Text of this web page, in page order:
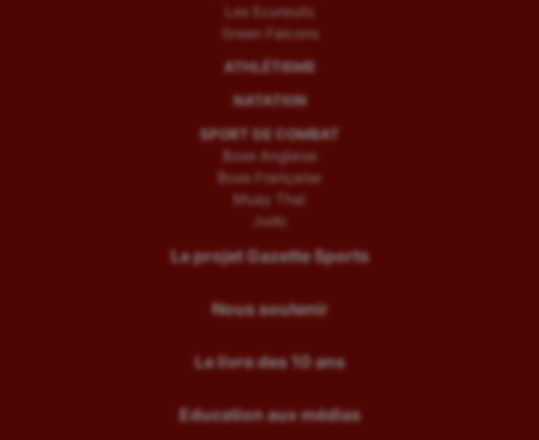
Les Ecureuils
Green Falcons
ATHLÉTISME
NATATION
SPORT DE COMBAT
Boxe Anglaise
Boxe Française
Muay Thaï
Judo
Le projet Gazette Sports
Nous soutenir
Le livre des 10 ans
Education aux médias